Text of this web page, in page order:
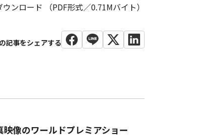
ウンロード （PDF形式／0.71Mバイト）
像のワールドプレミアショー